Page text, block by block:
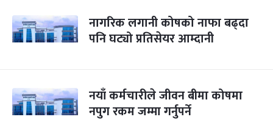
नागरिक लगानी कोषको नाफा बढ्दा
पनि घट्यो प्रतिसेयर आम्दानी
नयाँ कर्मचारीले जीवन बीमा कोषमा
नपुग रकम जम्मा गर्नुपर्ने